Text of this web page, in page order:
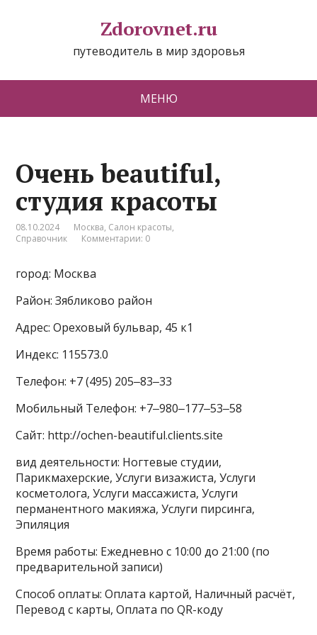
Zdorovnet.ru
путеводитель в мир здоровья
МЕНЮ
Очень beautiful,
студия красоты
08.10.2024 Москва, Салон красоты,
Справочник
Комментарии: 0
город: Москва
Район: Зябликово район
Адрес: Ореховый бульвар, 45 к1
Индекс: 115573.0
Телефон: +7 (495) 205‒83‒33
Мобильный Телефон: +7‒980‒177‒53‒58
Сайт: http://ochen-beautiful.clients.site
вид деятельности: Ногтевые студии,
Парикмахерские, Услуги визажиста, Услуги
косметолога, Услуги массажиста, Услуги
перманентного макияжа, Услуги пирсинга,
Эпиляция
Время работы: Ежедневно с 10:00 до 21:00 (по
предварительной записи)
Способ оплаты: Оплата картой, Наличный расчёт,
Перевод с карты, Оплата по QR-коду